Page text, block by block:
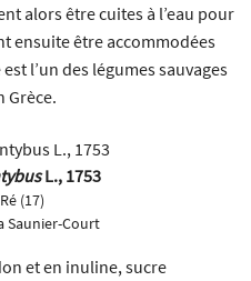
alors être cuites à l’eau pour
ensuite être accommodées
l’un des légumes sauvages
Grèce.
L., 1753
(17)
Saunier-Court
et en inuline, sucre